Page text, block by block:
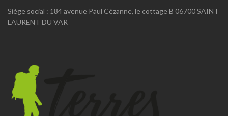
Siège social : 184 avenue Paul Cézanne, le cottage B 06700 SAINT
LAURENT DU VAR